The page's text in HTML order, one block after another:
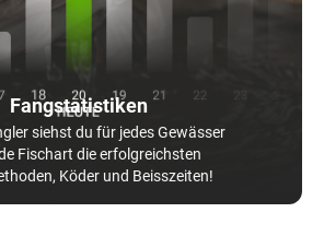
Fangstatistiken
siehst du für jedes Gewässer
Fischart die erfolgreichsten
Köder und Beisszeiten!